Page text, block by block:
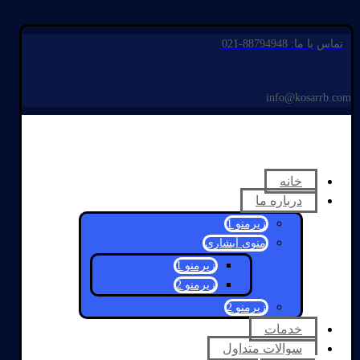
تماس با ما: 88794948-021
info@kosarrb.com
خانه
درباره ما
زیرمنو 1
منوی آبشاری
زیرمنو 1
زیرمنو 2
زیرمنو 2
خدمات
سوالات متداول